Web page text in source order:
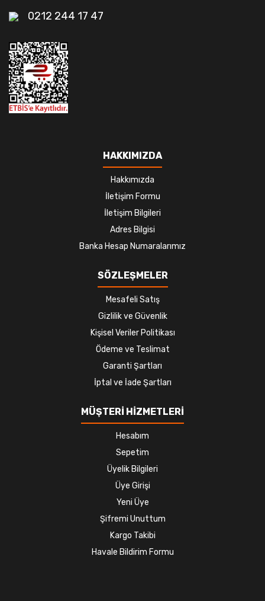
0212 244 17 47
HAKKIMIZDA
Hakkımızda
İletişim Formu
İletişim Bilgileri
Adres Bilgisi
Banka Hesap Numaralarımız
SÖZLEŞMELER
Mesafeli Satış
Gizlilik ve Güvenlik
Kişisel Veriler Politikası
Ödeme ve Teslimat
Garanti Şartları
İptal ve İade Şartları
MÜŞTERİ HİZMETLERİ
Hesabım
Sepetim
Üyelik Bilgileri
Üye Girişi
Yeni Üye
Şifremi Unuttum
Kargo Takibi
Havale Bildirim Formu